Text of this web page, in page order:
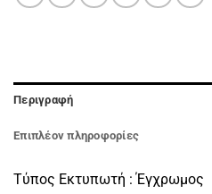
Περιγραφή
Επιπλέον πληροφορίες
Τύπος Εκτυπωτή : Έγχρωμος